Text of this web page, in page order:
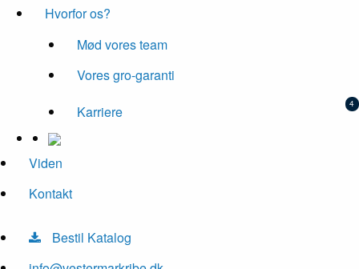
Hvorfor os?
Mød vores team
Vores gro-garanti
Karriere
Viden
Kontakt
Bestil Katalog